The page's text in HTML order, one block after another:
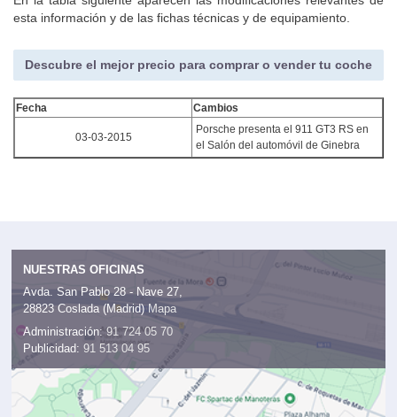
esta información y de las fichas técnicas y de equipamiento.
Descubre el mejor precio para comprar o vender tu coche
Fecha Cambios
03-03-2015
Porsche presenta el 911 GT3 RS en
el Salón del automóvil de Ginebra
NUESTRAS OFICINAS
Avda. San Pablo 28 - Nave 27,
28823 Coslada (Madrid) Mapa
Administración: 91 724 05 70
Publicidad: 91 513 04 95